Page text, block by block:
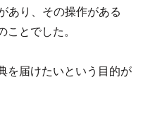
あり、その操作がある
とでした。
を届けたいという目的が